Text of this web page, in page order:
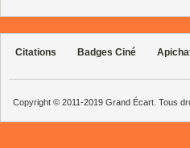
Citations Badges Ciné
Copyright © 2011-2019 Grand Écart. Tous